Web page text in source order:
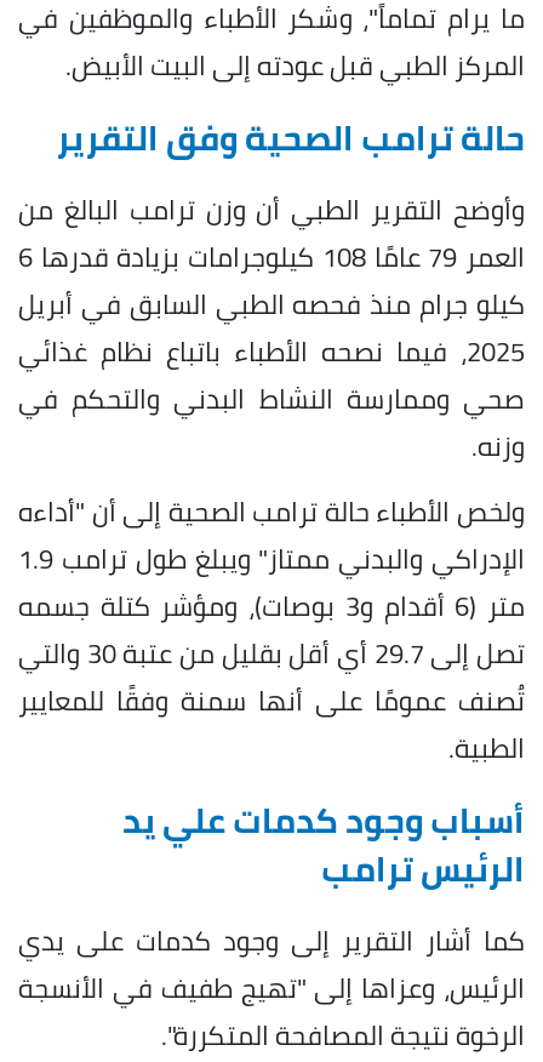
ما يرام تماماً"، وشكر الأطباء والموظفين في
المركز الطبي قبل عودته إلى البيت الأبيض.
حالة ترامب الصحية وفق التقرير
وأوضح التقرير الطبي أن وزن ترامب البالغ من
العمر 79 عامًا 108 كيلوجرامات بزيادة قدرها 6
كيلو جرام منذ فحصه الطبي السابق في أبريل
2025، فيما نصحه الأطباء باتباع نظام غذائي
صحي وممارسة النشاط البدني والتحكم في
وزنه.
ولخص الأطباء حالة ترامب الصحية إلى أن "أداءه
الإدراكي والبدني ممتاز" ويبلغ طول ترامب 1.9
متر (6 أقدام و3 بوصات)، ومؤشر كتلة جسمه
تصل إلى 29.7 أي أقل بقليل من عتبة 30 والتي
تُصنف عمومًا على أنها سمنة وفقًا للمعايير
الطبية.
أسباب وجود كدمات علي يد
الرئيس ترامب
كما أشار التقرير إلى وجود كدمات على يدي
الرئيس، وعزاها إلى "تهيج طفيف في الأنسجة
الرخوة نتيجة المصافحة المتكررة".